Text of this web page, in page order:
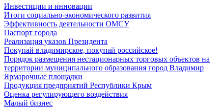
Инвестиции и инновации
Итоги социально-экономического развития
Эффективность деятельности ОМСУ
Паспорт города
Реализация указов Президента
Покупай владимирское, покупай российское!
Порядок размещения нестационарных торговых объектов на
территории муниципального образования город Владимир
Ярмарочные площадки
Продукция предприятий Республики Крым
Оценка регулирующего воздействия
Малый бизнес